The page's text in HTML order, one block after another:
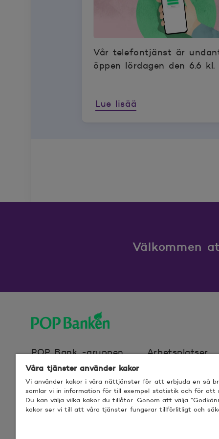
Vår telefontjänst är
öppen lördagen den 6.6 kl.
Lue lisää
Välkommen
POP Bank -gruppen
Arbetsplatser
Webbplatscookies Användarvillkor
Våra tjänster använder kakor
Vi använder kakor i våra nättjänster för att erbjuda en så
samlar vi in information för till exempel statistik och för att
Du kan välja vilka kakor du tillåter. Genom att välja
kakor ser vi till att våra tjänster fungerar tillförlitligt och